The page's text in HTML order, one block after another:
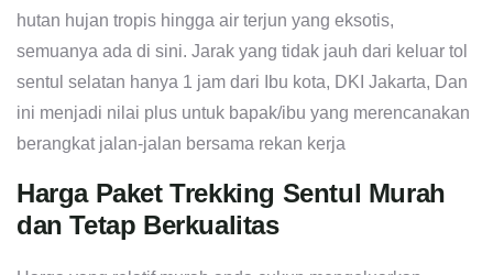
hutan hujan tropis hingga air terjun yang eksotis,
semuanya ada di sini. Jarak yang tidak jauh dari keluar tol
sentul selatan hanya 1 jam dari Ibu kota, DKI Jakarta, Dan
ini menjadi nilai plus untuk bapak/ibu yang merencanakan
berangkat jalan-jalan bersama rekan kerja
Harga Paket Trekking Sentul Murah
dan Tetap Berkualitas